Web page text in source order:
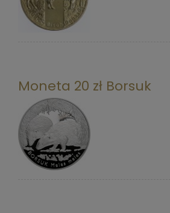
Moneta 20 zł Borsuk